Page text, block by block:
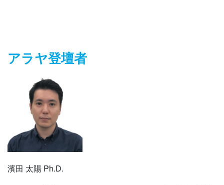
アラヤ登壇者
濱田 太陽 Ph.D.